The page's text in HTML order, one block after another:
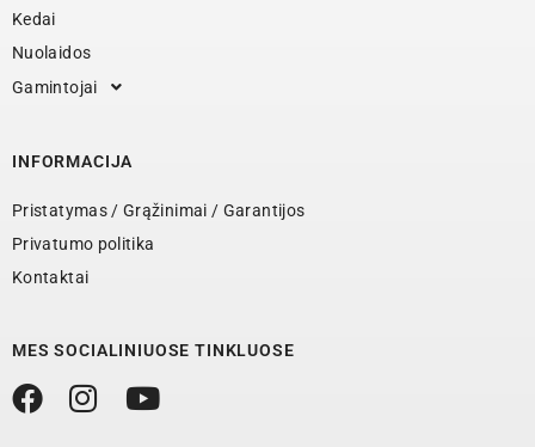
Kedai
Nuolaidos
Gamintojai
INFORMACIJA
Pristatymas / Grąžinimai / Garantijos
Privatumo politika
Kontaktai
MES SOCIALINIUOSE TINKLUOSE